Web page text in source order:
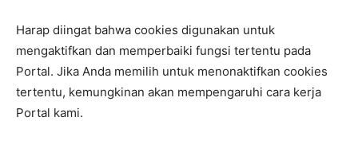
Harap diingat bahwa cookies digunakan untuk
mengaktifkan dan memperbaiki fungsi tertentu pada
Portal. Jika Anda memilih untuk menonaktifkan cookies
tertentu, kemungkinan akan mempengaruhi cara kerja
Portal kami.